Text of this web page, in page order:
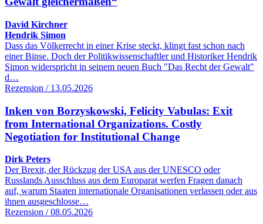
David Kirchner
Hendrik Simon
Dass das Völkerrecht in einer Krise steckt, klingt fast schon nach
einer Binse. Doch der Politikwissenschaftler und Historiker Hendrik
Simon widerspricht in seinem neuen Buch "Das Recht der Gewalt"
d…
Rezension / 13.05.2026
Inken von Borzyskowski, Felicity Vabulas: Exit
from International Organizations. Costly
Negotiation for Institutional Change
Dirk Peters
Der Brexit, der Rückzug der USA aus der UNESCO oder
Russlands Ausschluss aus dem Europarat werfen Fragen danach
auf, warum Staaten internationale Organisationen verlassen oder aus
ihnen ausgeschlosse…
Rezension / 08.05.2026